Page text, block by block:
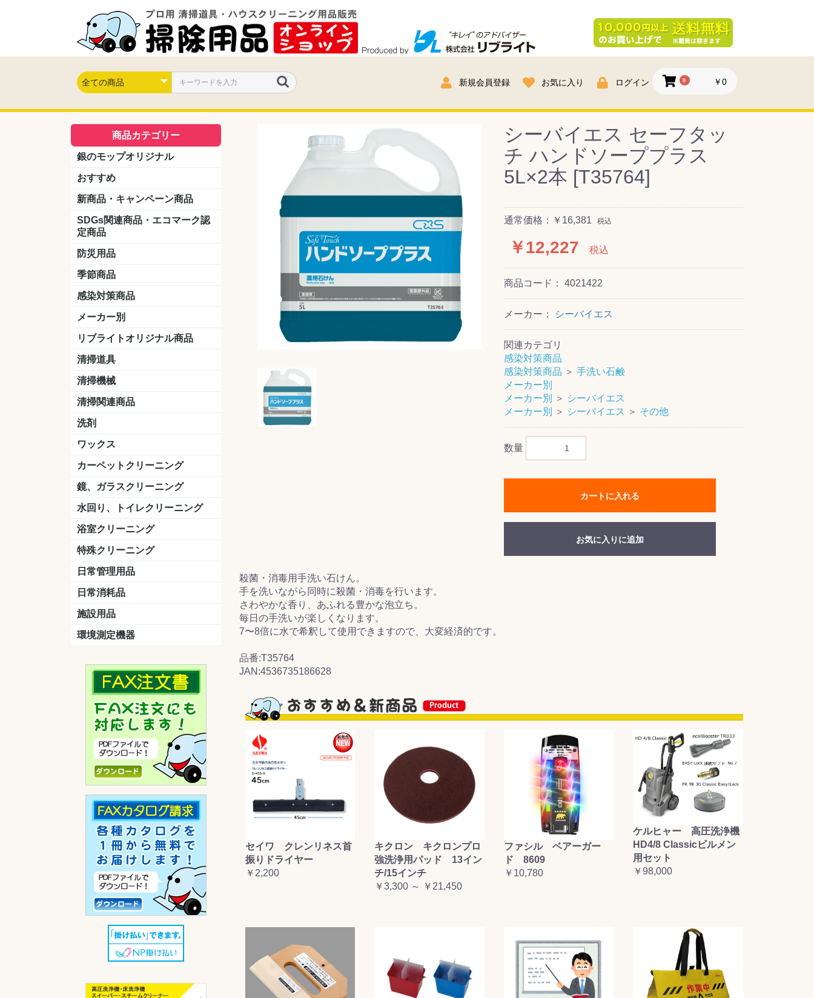
新規会員登録 お気に入り ログイン 0 ￥0
商品カテゴリー
銀のモップオリジナル
おすすめ
新商品・キャンペーン商品
キャンペーン商品
新製品
SDGs関連商品・エコマーク認
定商品
防災用品
季節商品
感染対策商品
おう吐物
除菌洗剤
うがい薬
マスク
手洗い石鹸
手指消毒
手袋
メーカー別
クオリティ
ニイタカ
シーバイエス 樹脂ワックス(一般製品)
ドライメンテナンス用樹
水性・半樹脂製品
油性ワックス
特殊用途製品
ニュートラ フロアケアシ
天然石材用・テラゾー・
木床用ワックス
床用クリーナー
植物油用クリーナー
鉱物油用クリーナー
リンレイ
ペンギンワックス 樹脂ワックス
水性・半樹脂製品
特殊用途製品
ドライメンテナンス用樹
クリーナー製品
石材床用商品
日常管理商品
横浜油脂工業
ミッケル化学（旧：スイショウ
ユシロ化学
コニシ
つやげん
ダイカ商事
スリーエムジャパン
山崎産業
テラモト
セイワ
エトレー
ラバーメイド
ジャパックス
日本サニパック
ケルヒャー
マキタ
ショーワグローブ
花王
サラヤ
アルボース
コスケム
ミヤキ
紺商
信徳ポミー
リブライトオリジナル商品
LLオレンジクリーナー
LL油脂専用クリーナー
LLワックスモップ
LL-21
マーベラスiL
清掃道具
ほうき
ちりとり
モップ及び関連品 ワンタッチ式モップ
水切りドライヤー
その他アタッチメント
(ワンタッチ式用)
モップ ワックス塗布
ハードフロア用ダストモップ
テラモト
その他
清掃機械
掃除機
ドライバキューム
アップライトバキューム
コードレスタイプ
高圧洗浄機
吸水機
カーペット用マシン
送風機
ポリッシャー スタンダード
ハンディポリッシャー
ポリッシャー・自動床洗浄機用
掃除機用紙パック
その他
清掃関連商品
ダストカート
台車
移動式バレット
脚立
モップハンガー
サインボード
光沢計
カーペット汚染度計
洗剤
床用表面洗浄剤
ハクリ剤
厨房用
工場用
石材用
サビ用
木材用
タイル用
外壁用
壁面用
手あか用
病院用
除菌用
ワックス
樹脂ワックス
半樹脂ワックス
フローリング用
病院用ワックス
中性ワックス
石材用
木床用
その他
カーペットクリーニング
洗剤
ブラシ
パット
その他
鏡、ガラスクリーニング
ガラスワイパー
シャンパー(ウオッシャー)
ガラススクイジー
ケレン
ツールホルダー
洗剤 うろこ取り
天井・高所作業
水回り、トイレクリーニング
洗剤
尿石除去剤
水アカ除去剤
排水管つまり除去剤
消臭・防臭剤
道具
浴室クリーニング
洗剤
道具
特殊クリーニング
石材
エアコン
外壁
その他
日常管理用品
クリーナー
洗濯用洗剤
油汚れ落とし
サビ取り剤
タバコ専用消臭
日常消耗品
トイレットペーパー
ペーパータオル
便座除菌クリーナー
ポリ袋
施設用品
マット・他
ベンチ
灰皿
傘立
くず入れ
環境測定機器
シーバイエス セーフタッ
チ ハンドソーププラス
5L×2本 [T35764]
通常価格：￥16,381 税込
￥12,227 税込
商品コード： 4021422
メーカー： シーバイエス
関連カテゴリ
感染対策商品
感染対策商品 ＞ 手洗い石鹸
メーカー別
メーカー別
＞ シーバイエス
メーカー別
＞ シーバイエス ＞ その他
数量
カートに入れる
お気に入りに追加
殺菌・消毒用手洗い石けん。
手を洗いながら同時に殺菌・消毒を行います。
さわやかな香り、あふれる豊かな泡立ち。
毎日の手洗いが楽しくなります。
7〜8倍に水で希釈して使用できますので、大変経済的です。
品番:T35764
JAN:4536735186628
セイワ クレンリネス首
振りドライヤー
￥2,200
キクロン キクロンプロ
強洗浄用パッド 13イン
チ/15インチ
￥3,300 ～ ￥21,450
ファシル ベアーガー
ド 8609
￥10,780
ケルヒャー 高圧洗浄機
HD4/8 Classicビルメン
用セット
￥98,000